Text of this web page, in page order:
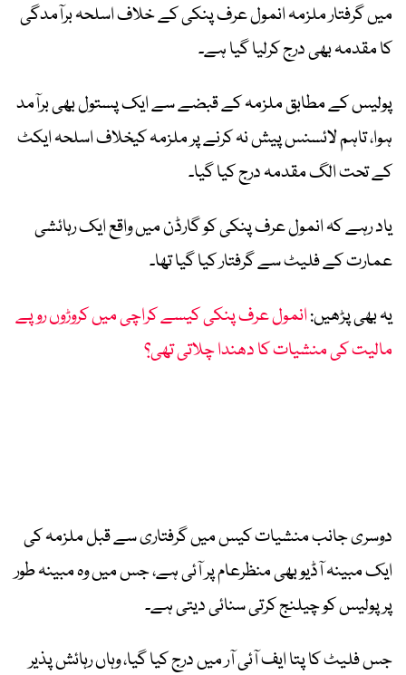
میں گرفتار ملزمہ انمول عرف پنکی کے خلاف اسلحہ برآمدگی
کا مقدمہ بھی درج کرلیا گیا ہے۔
پولیس کے مطابق ملزمہ کے قبضے سے ایک پستول بھی برآمد
ہوا، تاہم لائسنس پیش نہ کرنے پر ملزمہ کیخلاف اسلحہ ایکٹ
کے تحت الگ مقدمہ درج کیا گیا۔
یاد رہے کہ انمول عرف پنکی کو گارڈن میں واقع ایک رہائشی
عمارت کے فلیٹ سے گرفتار کیا گیا تھا۔
یہ بھی پڑھیں:انمول عرف پنکی کیسے کراچی میں کروڑوں روپے
مالیت کی منشیات کا دھندا چلاتی تھی؟
دوسری جانب منشیات کیس میں گرفتاری سے قبل ملزمہ کی
ایک مبینہ آڈیو بھی منظرعام پر آئی ہے، جس میں وہ مبینہ طور
پر پولیس کو چیلنج کرتی سنائی دیتی ہے۔
جس فلیٹ کا پتا ایف آئی آر میں درج کیا گیا، وہاں رہائش پذیر